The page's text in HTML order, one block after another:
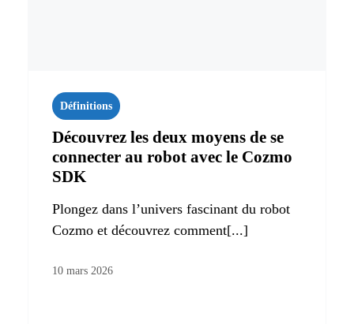
Définitions
Découvrez les deux moyens de se
connecter au robot avec le Cozmo
SDK
Plongez dans l’univers fascinant du robot
Cozmo et découvrez comment[...]
10 mars 2026